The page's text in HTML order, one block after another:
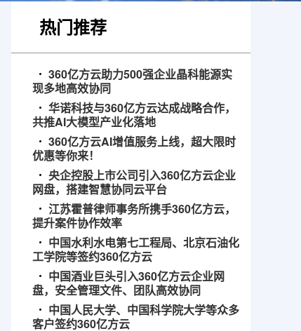
热门推荐
360亿方云助力500强企业晶科能源实
现多地高效协同
华诺科技与360亿方云达成战略合作，
共推AI大模型产业化落地
360亿方云AI增值服务上线，超大限时
优惠等你来！
央企控股上市公司引入360亿方云企业
网盘，搭建智慧协同云平台
江苏霍普律师事务所携手360亿方云，
提升案件协作效率
中国水利水电第七工程局、北京石油化
工学院等签约360亿方云
中国酒业巨头引入360亿方云企业网
盘，安全管理文件、团队高效协同
中国人民大学、中国科学院大学等众多
客户签约360亿方云